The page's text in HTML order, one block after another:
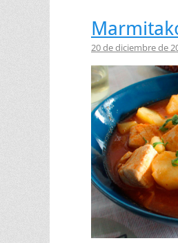
20 de diciembre de